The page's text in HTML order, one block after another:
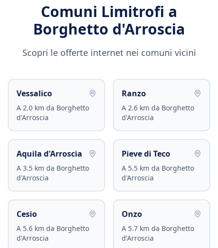
Comuni Limitrofi a
Borghetto d'Arroscia
Scopri le offerte internet nei comuni vicini
Vessalico
A 2.0 km da Borghetto
d'Arroscia
Ranzo
A 2.6 km da Borghetto
d'Arroscia
Aquila d'Arroscia
A 3.5 km da Borghetto
d'Arroscia
Pieve di Teco
A 5.5 km da Borghetto
d'Arroscia
Cesio
A 5.6 km da Borghetto
d'Arroscia
Onzo
A 5.7 km da Borghetto
d'Arroscia